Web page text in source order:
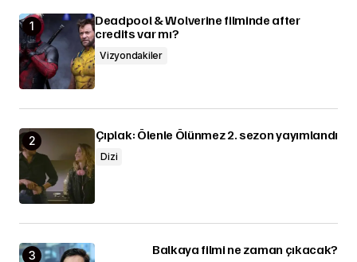
Deadpool & Wolverine filminde after
credits var mı?
Vizyondakiler
Çıplak: Ölenle Ölünmez 2. sezon yayımlandı
Dizi
Balkaya filmi ne zaman çıkacak?